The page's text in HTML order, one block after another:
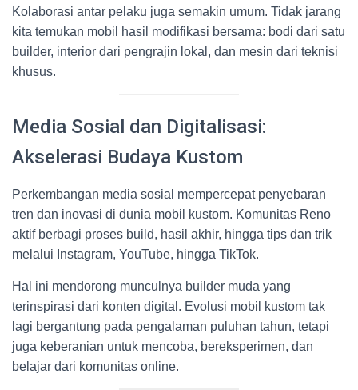
Kolaborasi antar pelaku juga semakin umum. Tidak jarang
kita temukan mobil hasil modifikasi bersama: bodi dari satu
builder, interior dari pengrajin lokal, dan mesin dari teknisi
khusus.
Media Sosial dan Digitalisasi:
Akselerasi Budaya Kustom
Perkembangan media sosial mempercepat penyebaran
tren dan inovasi di dunia mobil kustom. Komunitas Reno
aktif berbagi proses build, hasil akhir, hingga tips dan trik
melalui Instagram, YouTube, hingga TikTok.
Hal ini mendorong munculnya builder muda yang
terinspirasi dari konten digital. Evolusi mobil kustom tak
lagi bergantung pada pengalaman puluhan tahun, tetapi
juga keberanian untuk mencoba, bereksperimen, dan
belajar dari komunitas online.